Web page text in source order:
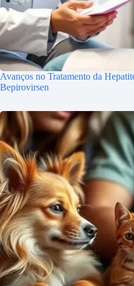
Avanços no Tratamento da
Bepirovirsen